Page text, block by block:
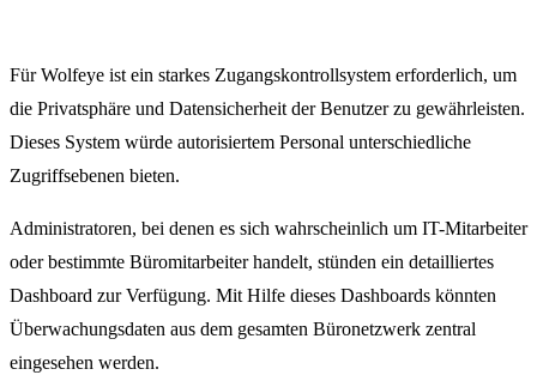
Für Wolfeye ist ein starkes Zugangskontrollsystem erforderlich, um
die Privatsphäre und Datensicherheit der Benutzer zu gewährleisten.
Dieses System würde autorisiertem Personal unterschiedliche
Zugriffsebenen bieten.
Administratoren, bei denen es sich wahrscheinlich um IT-Mitarbeiter
oder bestimmte Büromitarbeiter handelt, stünden ein detailliertes
Dashboard zur Verfügung. Mit Hilfe dieses Dashboards könnten
Überwachungsdaten aus dem gesamten Büronetzwerk zentral
eingesehen werden.